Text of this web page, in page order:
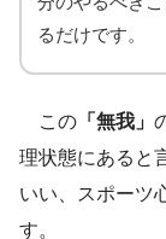
るだけです。
この 「無我」
理状態にあると
いい、スポーツ
す。